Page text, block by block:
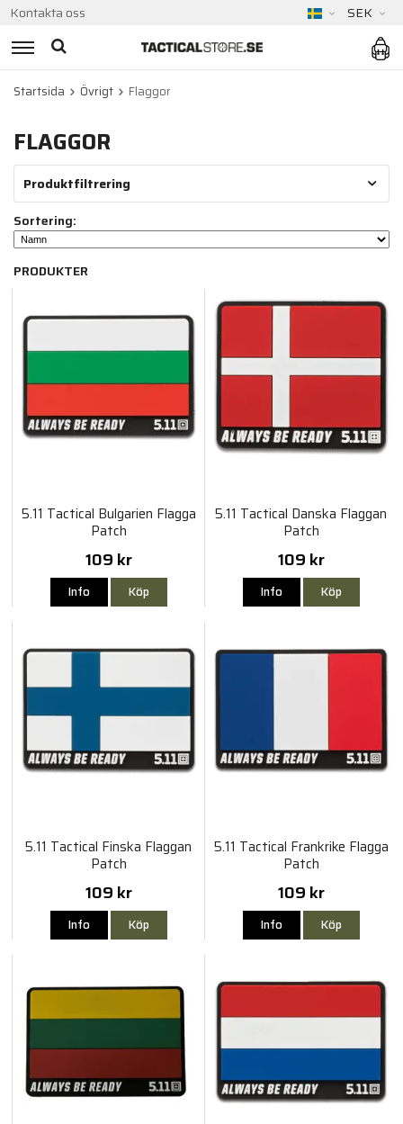
Kontakta oss SEK
Startsida Övrigt Flaggor
FLAGGOR
Produktfiltrering
Sortering:
PRODUKTER
5.11 Tactical Bulgarien Flagga
Patch
109 kr
Info Köp
5.11 Tactical Danska Flaggan
Patch
109 kr
Info Köp
5.11 Tactical Finska Flaggan
Patch
109 kr
Info Köp
5.11 Tactical Frankrike Flagga
Patch
109 kr
Info Köp